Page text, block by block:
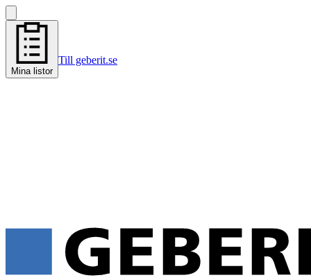
Mina listor
Till geberit.se